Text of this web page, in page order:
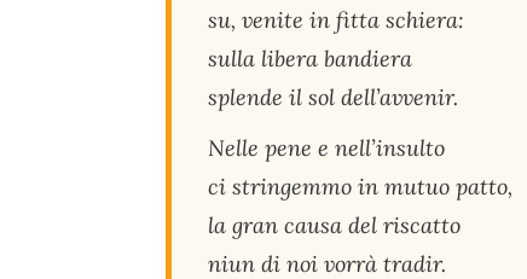
su, venite in fitta schiera:
sulla libera bandiera
splende il sol dell’avvenir.
Nelle pene e nell’insulto
ci stringemmo in mutuo patto,
la gran causa del riscatto
niun di noi vorrà tradir.